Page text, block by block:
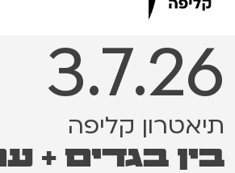
3.7.26
תיאטרון קליפה
בין בגדים +